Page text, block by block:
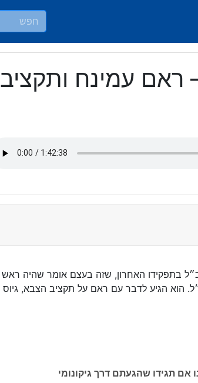
#1194 – ראם עמינח ותקציב
בתפקידו האחרון, שזה בעצם אומר שהיה ראש
הוא הגיע לדבר עם ראם על תקציב הצבא, גיוס